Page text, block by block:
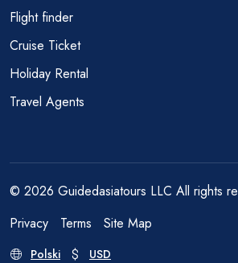
Flight finder
Cruise Ticket
Holiday Rental
Travel Agents
© 2026 Guidedasiatours LLC All rights
Privacy
Terms Site Map
Polski USD